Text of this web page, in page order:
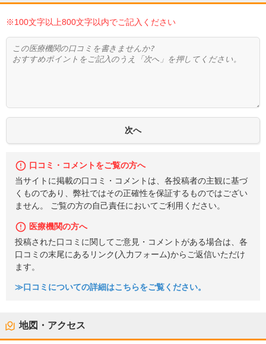
※100文字以上800文字以内でご記入ください
口コミ・コメントをご覧の方へ
当サイトに掲載の口コミ・コメントは、各投稿者の主観に基づ
くものであり、弊社ではその正確性を保証するものではござい
ません。 ご覧の方の自己責任においてご利用ください。
医療機関の方へ
投稿された口コミに関してご意見・コメントがある場合は、各
口コミの末尾にあるリンク(入力フォーム)からご返信いただけ
ます。
≫口コミについての詳細はこちらをご覧ください。
地図・アクセス